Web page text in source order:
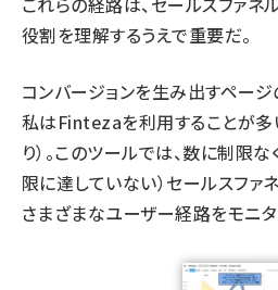
役割を理解するうえで重要だ。
コンバージョンを生み出すページ
私はFintezaを利用することが
り）。このツールでは、数に制限
限に達していない）セールスファ
さまざまなユーザー経路をモニタ